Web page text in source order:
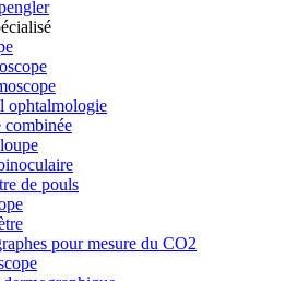
ophtalmologie
combinée
de pouls
pour mesure du CO2